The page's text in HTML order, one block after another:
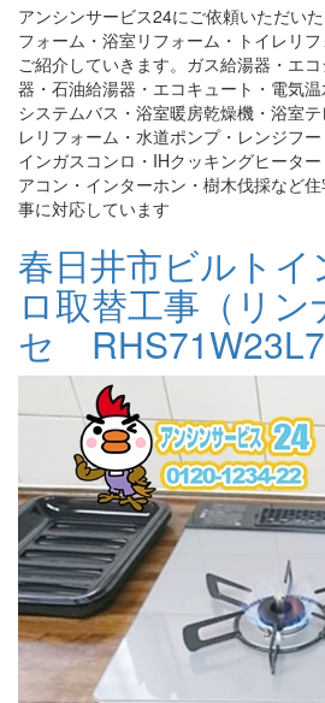
アンシンサービス24にご依頼いただい
フォーム・浴室リフォーム・トイレリ
ご紹介していきます。ガス給湯器・エ
器・石油給湯器・エコキュート・電気
システムバス・浴室暖房乾燥機・浴室
レリフォーム・水道ポンプ・レンジフ
インガスコンロ・IHクッキングヒータ
アコン・インターホン・樹木伐採など
事に対応しています
春日井市ビルト
ロ取替工事（リン
セ